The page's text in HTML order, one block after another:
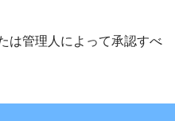
は管理人によって承認すべ